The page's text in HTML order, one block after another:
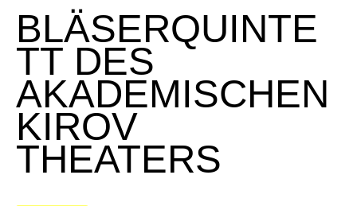
BLÄSERQUINTE
TT DES
AKADEMISCHEN
KIROV
THEATERS